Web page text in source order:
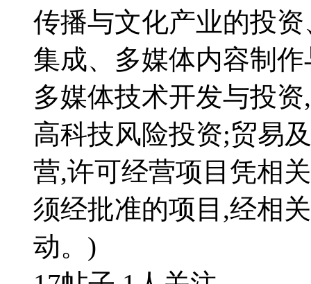
传播与文化产业的投
集成、多媒体内容制
多媒体技术开发与投
高科技风险投资;贸易
营,许可经营项目凭相
须经批准的项目,经相
动。)